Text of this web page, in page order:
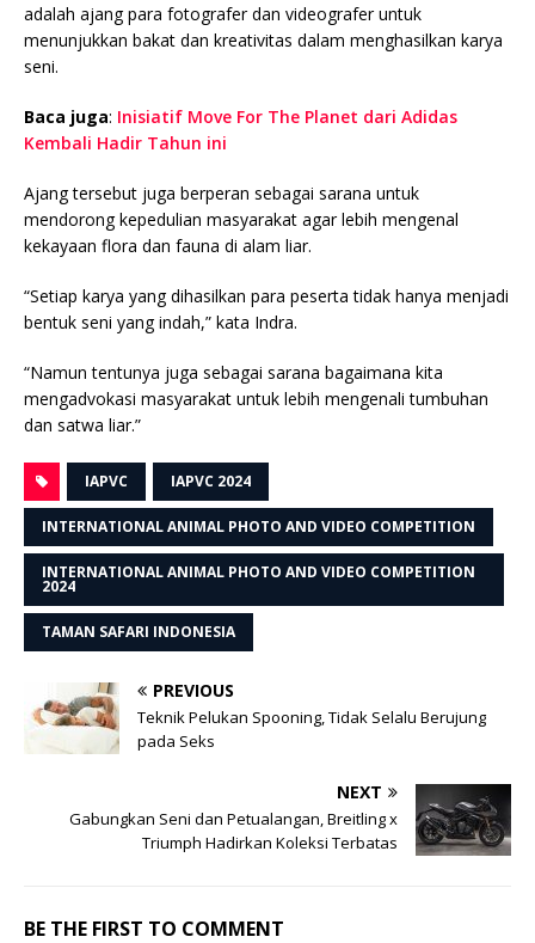
adalah ajang para fotografer dan videografer untuk
menunjukkan bakat dan kreativitas dalam menghasilkan karya
seni.
Baca juga: Inisiatif Move For The Planet dari Adidas
Kembali Hadir Tahun ini
Ajang tersebut juga berperan sebagai sarana untuk
mendorong kepedulian masyarakat agar lebih mengenal
kekayaan flora dan fauna di alam liar.
“Setiap karya yang dihasilkan para peserta tidak hanya menjadi
bentuk seni yang indah,” kata Indra.
“Namun tentunya juga sebagai sarana bagaimana kita
mengadvokasi masyarakat untuk lebih mengenali tumbuhan
dan satwa liar.”
IAPVC IAPVC 2024
INTERNATIONAL ANIMAL PHOTO AND VIDEO COMPETITION
INTERNATIONAL ANIMAL PHOTO AND VIDEO COMPETITION
2024
TAMAN SAFARI INDONESIA
PREVIOUS
Teknik Pelukan Spooning, Tidak Selalu Berujung
pada Seks
NEXT
Gabungkan Seni dan Petualangan, Breitling x
Triumph Hadirkan Koleksi Terbatas
BE THE FIRST TO COMMENT